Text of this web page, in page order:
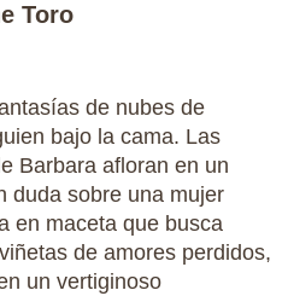
Toro
de nubes de
bajo la cama. Las
Barbara afloran en un
duda sobre una mujer
en maceta que busca
de amores perdidos,
un vertiginoso